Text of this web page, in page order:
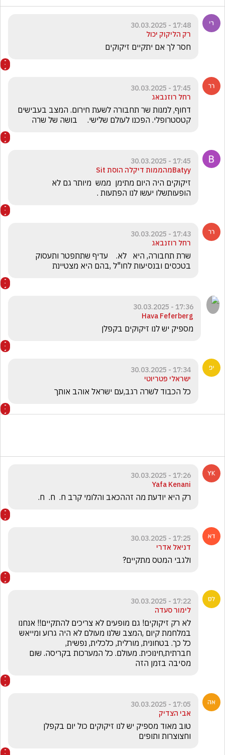
17:48 - 30.03.2025
רק הליקוק יכול
חסר לך אם יתקיים זיקוקים
17:45 - 30.03.2025
רחל רוזנבאג
קטסטרופלי. הפכנו לעולם שלישי.     בושה של שרה
17:45 - 30.03.2025
Batyyמהממות דיקלה הוסת Sit
הופעותשלו יעשו לנו הפתעות .
17:43 - 30.03.2025
רחל רוזנבאג
בטכסים ובנסיעות לחו"ל ,בהם היא מצטיינת
17:36 - 30.03.2025
Hava Feferberg
מספיק יש לנו זיקוקים בקפלן
17:34 - 30.03.2025
ישראלי פטריוטי
כל הכבוד לשרה רגב,עם ישראל אוהב אותך
17:26 - 30.03.2025
Yafa Kenani
רק היא יודעת מה זההכאב והלומי קרב ח.  ח.  ח.
17:25 - 30.03.2025
דניאל אדרי
ולגבי המטס מתקיים?
17:22 - 30.03.2025
לימור סעדה
מסיבה בזמן הזה
17:05 - 30.03.2025
אבי הצדיק
וחצוצרות ותופים